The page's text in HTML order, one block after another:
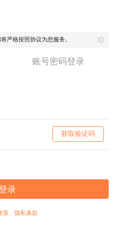
将严格按照协议为您服务。
账号密码登录
获取验证码
录
策、 隐私条款